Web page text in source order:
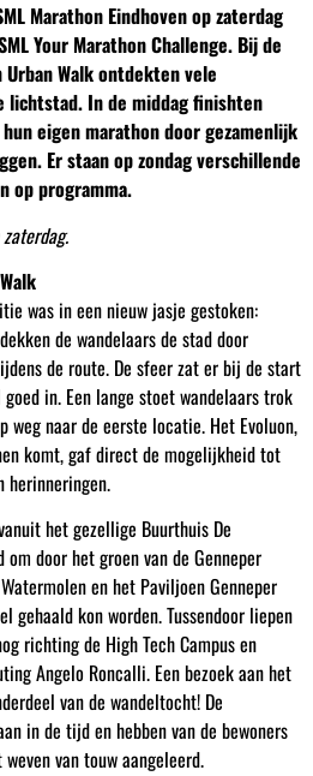
Marathon Eindhoven op zaterdag
Your Marathon Challenge. Bij de
Walk ontdekten vele
lichtstad. In de middag finishten
eigen marathon door gezamenlijk
Er staan op zondag verschillende
op programma.
was in een nieuw jasje gestoken:
de wandelaars de stad door
de route. De sfeer zat er bij de start
in. Een lange stoet wandelaars trok
weg naar de eerste locatie. Het Evoluon,
komt, gaf direct de mogelijkheid tot
herinneringen.
het gezellige Buurthuis De
door het groen van de Genneper
en het Paviljoen Genneper
gehaald kon worden. Tussendoor liepen
richting de High Tech Campus en
Angelo Roncalli. Een bezoek aan het
van de wandeltocht! De
in de tijd en hebben van de bewoners
van touw aangeleerd.